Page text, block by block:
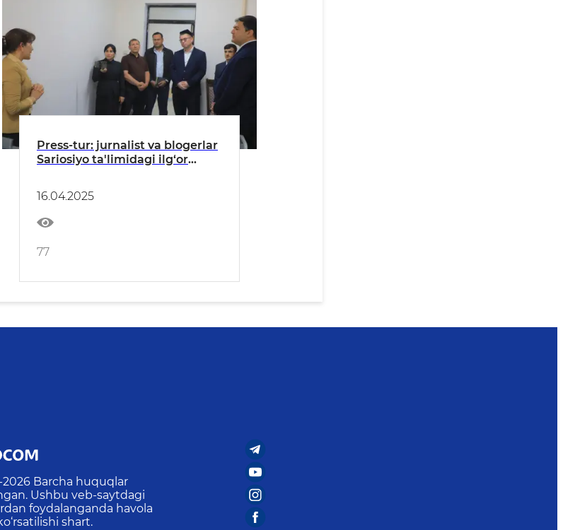
Press-tur: jurnalist va blogerlar
Sariosiyo ta'limidagi ilg‘or
16.04.2025
77
2026 Barcha huquqlar
Ushbu veb-saytdagi
foydalanganda havola
shart.